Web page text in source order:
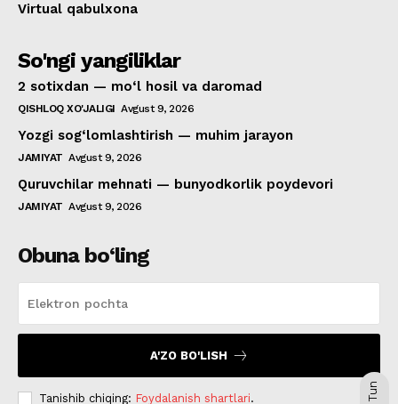
Virtual qabulxona
So'ngi yangiliklar
2 sotixdan — mo‘l hosil va daromad
QISHLOQ XO'JALIGI Avgust 9, 2026
Yozgi sog‘lomlashtirish — muhim jarayon
JAMIYAT Avgust 9, 2026
Quruvchilar mehnati — bunyodkorlik poydevori
JAMIYAT Avgust 9, 2026
Obuna bo‘ling
A'ZO BO'LISH
Tanishib chiqing: Foydalanish shartlari. Tun